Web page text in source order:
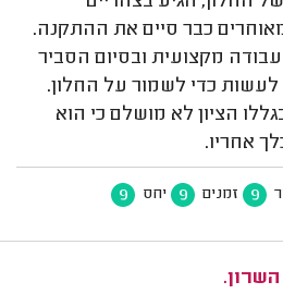
כבר סיים את ההתקנה.
עבודה מקצועית ובסיום הסביר
כדי לשמור על החלון.
הציון לא מושלם כי הוא
אחריו.
9 זמנים 9 יחס 9